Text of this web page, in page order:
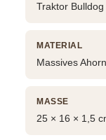
Traktor
MATERIAL
Massives
MASSE
25 × 16 × 1,5